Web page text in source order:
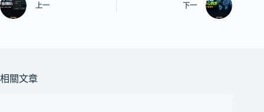
上一 下一
相關文章